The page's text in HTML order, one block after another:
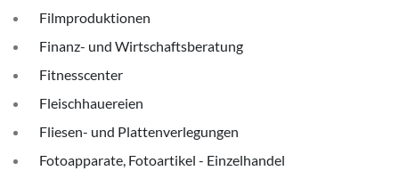
Filmproduktionen
Finanz- und Wirtschaftsberatung
Fitnesscenter
Fleischhauereien
Fliesen- und Plattenverlegungen
Fotoapparate, Fotoartikel - Einzelhandel